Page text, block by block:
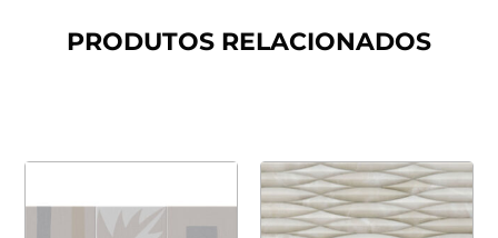
PRODUTOS RELACIONADOS